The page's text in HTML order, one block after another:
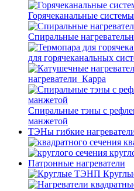
Горячеканальные
Спиральные
для горячеканальных
нагреватели_Карра
Спиральные тэны с
манжетой
ТЭНы гибкие
Патронные нагреватели